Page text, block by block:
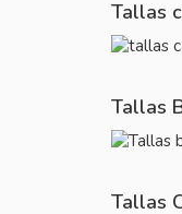
Tallas
Tallas
Tallas